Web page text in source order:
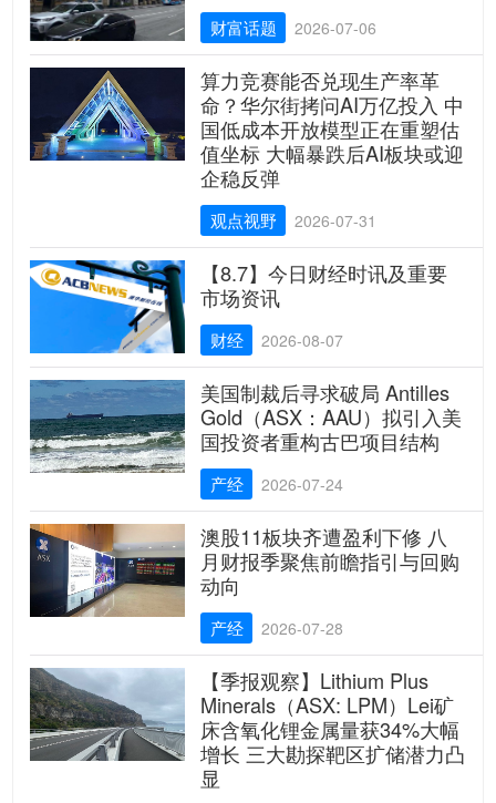
财富话题 2026-07-06
算力竞赛能否兑现生产率革
命？华尔街拷问AI万亿投入 中
国低成本开放模型正在重塑估
值坐标 大幅暴跌后AI板块或迎
企稳反弹
观点视野 2026-07-31
【8.7】今日财经时讯及重要
市场资讯
财经 2026-08-07
美国制裁后寻求破局 Antilles
Gold（ASX：AAU）拟引入美
国投资者重构古巴项目结构
产经 2026-07-24
澳股11板块齐遭盈利下修 八
月财报季聚焦前瞻指引与回购
动向
产经 2026-07-28
【季报观察】Lithium Plus
Minerals（ASX: LPM）Lei矿
床含氧化锂金属量获34%大幅
增长 三大勘探靶区扩储潜力凸
显